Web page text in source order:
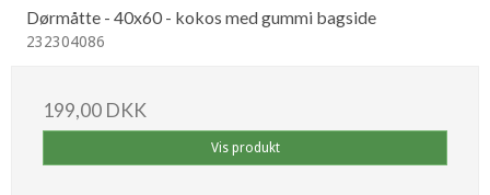
Dørmåtte - 40x60 - kokos med gummi bagside
232304086
199,00 DKK
Vis produkt